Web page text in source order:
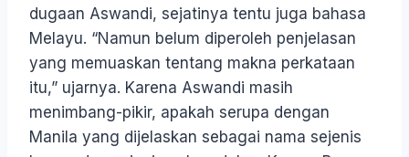
dugaan Aswandi, sejatinya tentu juga bahasa
Melayu. “Namun belum diperoleh penjelasan
yang memuaskan tentang makna perkataan
itu,” ujarnya. Karena Aswandi masih
menimbang-pikir, apakah serupa dengan
Manila yang dijelaskan sebagai nama sejenis